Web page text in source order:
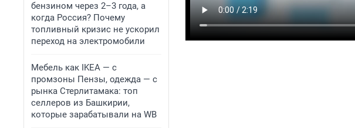
бензином через 2–3 года, а
когда Россия? Почему
топливный кризис не ускорил
переход на электромобили
Мебель как IKEA — с
промзоны Пензы, одежда — с
рынка Стерлитамака: топ
селлеров из Башкирии,
которые зарабатывали на WB